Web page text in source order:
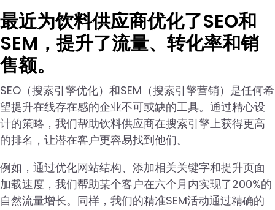
最近为饮料供应商优化了SEO和
SEM，提升了流量、转化率和销
售额。
SEO（搜索引擎优化）和SEM（搜索引擎营销）是任何希
望提升在线存在感的企业不可或缺的工具。通过精心设
计的策略，我们帮助饮料供应商在搜索引擎上获得更高
的排名，让潜在客户更容易找到他们。
例如，通过优化网站结构、添加相关关键字和提升页面
加载速度，我们帮助某个客户在六个月内实现了200%的
自然流量增长。同样，我们的精准SEM活动通过精确的